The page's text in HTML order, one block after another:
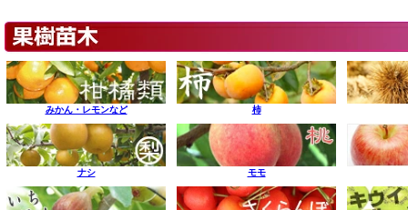
みかん・レモンなど 柿
ナシ モモ